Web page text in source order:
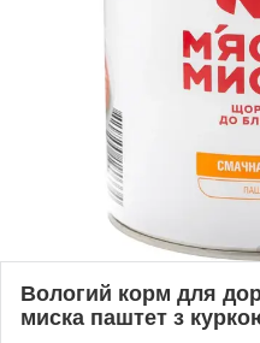
Вологий корм для
миска паштет з